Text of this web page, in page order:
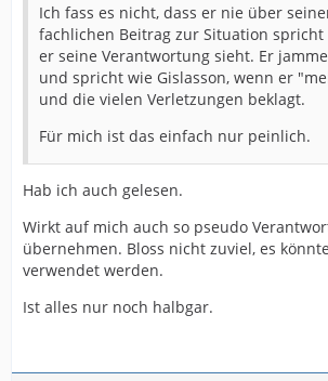
Ich fass es nicht, dass er nie über
fachlichen Beitrag zur Situation spricht
er seine Verantwortung sieht. Er
und spricht wie Gislasson, wenn er
und die vielen Verletzungen beklagt.
Für mich ist das einfach nur peinlich.
Hab ich auch gelesen.
Wirkt auf mich auch so pseudo
übernehmen. Bloss nicht zuviel, es
verwendet werden.
Ist alles nur noch halbgar.